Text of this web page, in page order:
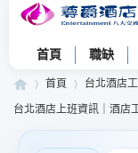
首頁 職缺
首頁 台北酒店
台北酒店上班資訊｜酒店